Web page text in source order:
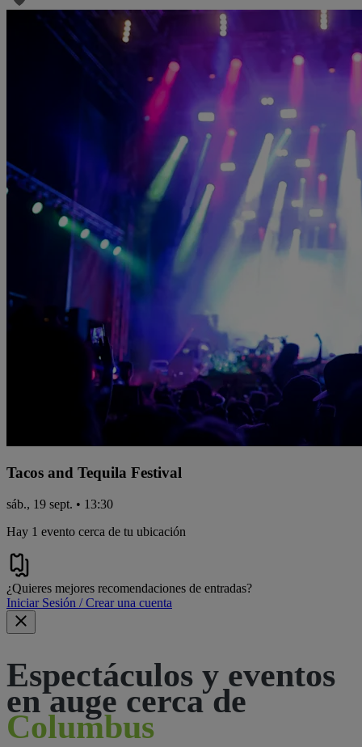
Tacos and Tequila Festival
sáb., 19 sept. • 13:30
Hay 1 evento cerca de tu ubicación
¿Quieres mejores recomendaciones de entradas?
Iniciar Sesión / Crear una cuenta
Espectáculos y eventos
en auge cerca de
Columbus